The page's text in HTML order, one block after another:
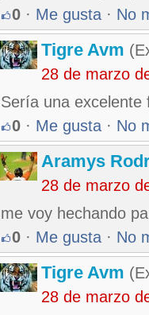
0 · Me gusta · No
Tigre Avm
28 de marzo
Sería una excelente
0 · Me gusta · No
Aramys
28 de marzo
me voy hechando
0 · Me gusta · No
Tigre Avm
28 de marzo